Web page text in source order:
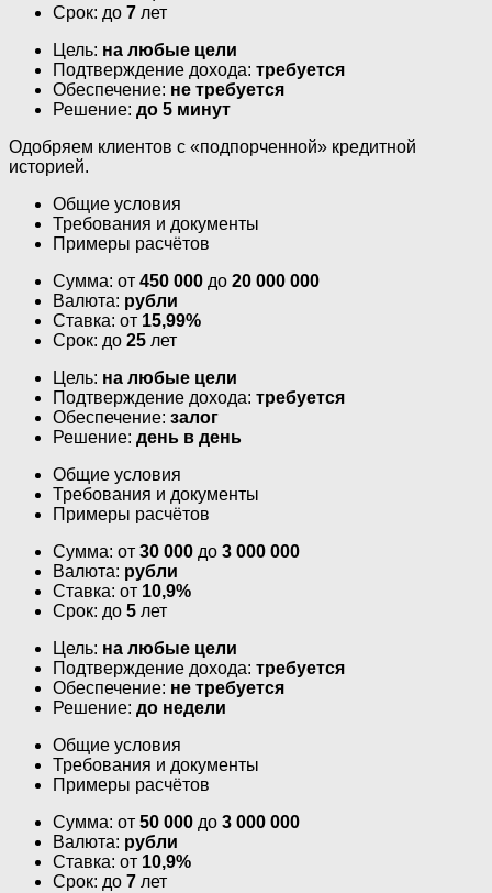
Срок: до 7 лет
Цель: на любые цели
Подтверждение дохода: требуется
Обеспечение: не требуется
Решение: до 5 минут
Одобряем клиентов с «подпорченной» кредитной
историей.
Общие условия
Требования и документы
Примеры расчётов
Сумма: от 450 000 до 20 000 000
Валюта: рубли
Ставка: от 15,99%
Срок: до 25 лет
Цель: на любые цели
Подтверждение дохода: требуется
Обеспечение: залог
Решение: день в день
Общие условия
Требования и документы
Примеры расчётов
Сумма: от 30 000 до 3 000 000
Валюта: рубли
Ставка: от 10,9%
Срок: до 5 лет
Цель: на любые цели
Подтверждение дохода: требуется
Обеспечение: не требуется
Решение: до недели
Общие условия
Требования и документы
Примеры расчётов
Сумма: от 50 000 до 3 000 000
Валюта: рубли
Ставка: от 10,9%
Срок: до 7 лет